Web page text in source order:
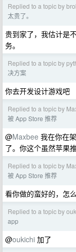
Replied to a topic by
太贵了。
贵到家了，我估计是
务。
Replied to a topic by
决方案
你去开发设计游戏吧
Replied to a topic by
被 App Store 推荐
@Maxbee 我在你在
了。你这个虽然苹果
Replied to a topic by
被 App Store 推荐
看你做的蛮好的，怎
Replied to a topic by
app
@oukichi 加了